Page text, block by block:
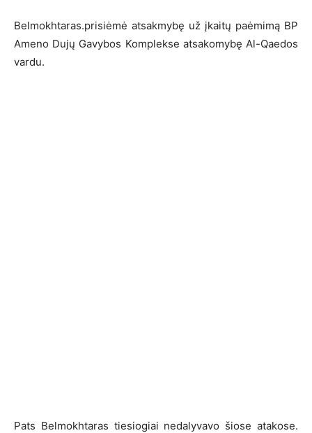
Belmokhtaras.prisiėmė atsakmybę už įkaitų paėmimą BP
Ameno Dujų Gavybos Komplekse atsakomybę Al-Qaedos
vardu.
Pats Belmokhtaras tiesiogiai nedalyvavo šiose atakose.